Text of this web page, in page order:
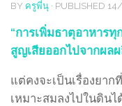
BY ครูพี่นุ · PUBLISHED
“การเพิ่มธาตุอาหาร
สูญเสียออกไปจากผล
แต่คงจะเป็นเรื่องยาก
เหมาะสมลงไปในดิน